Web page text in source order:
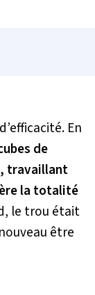
En
de
travaillant
la totalité
le trou était
être